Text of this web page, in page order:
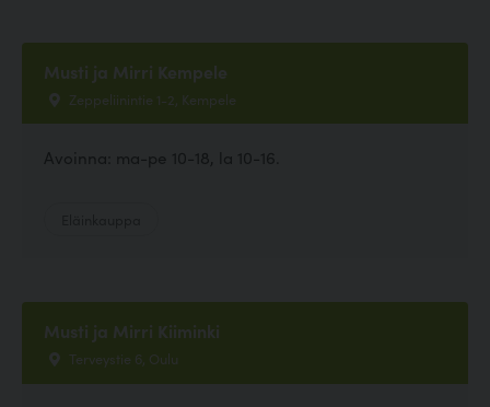
Musti ja Mirri Kempele
Zeppeliinintie 1-2, Kempele
Avoinna: ma-pe 10-18, la 10-16.
Musti ja Mirri Kiiminki
Terveystie 6, Oulu